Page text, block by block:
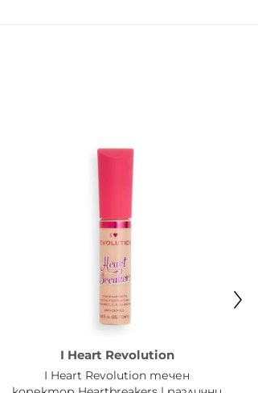
I Heart Revolution
I Heart Revolution течен